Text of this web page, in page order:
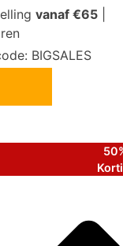
vanaf €65|
BIGSALES